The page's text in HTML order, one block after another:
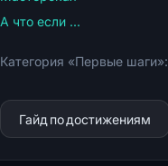
А что если ...
Категория «Первые
Гайд по достижениям